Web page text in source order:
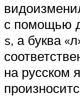
с помощью
s, а буква
на русском